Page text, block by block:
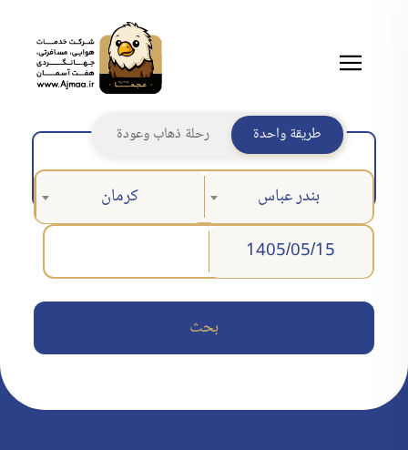
طريقة واحدة رحلة ذهاب وعودة
بندر عباس كرمان
بحث